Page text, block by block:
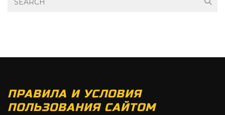
ПРАВИЛА И УСЛОВИЯ
ПОЛЬЗОВАНИЯ САЙТОМ